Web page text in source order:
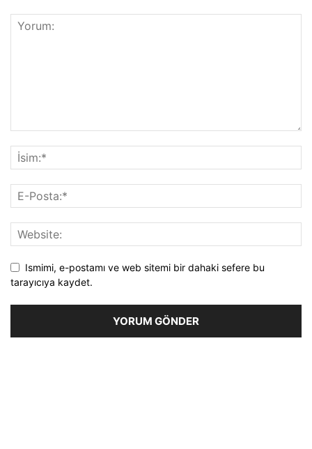
Ismimi, e-postamı ve web sitemi bir dahaki sefere bu
tarayıcıya kaydet.